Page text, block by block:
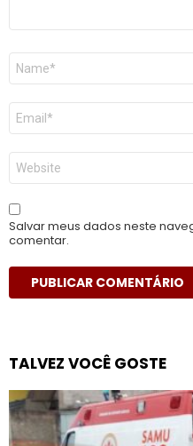
Nome
E-
mail
*
Site
Salvar meus dados neste
comentar.
TALVEZ VOCÊ GOSTE